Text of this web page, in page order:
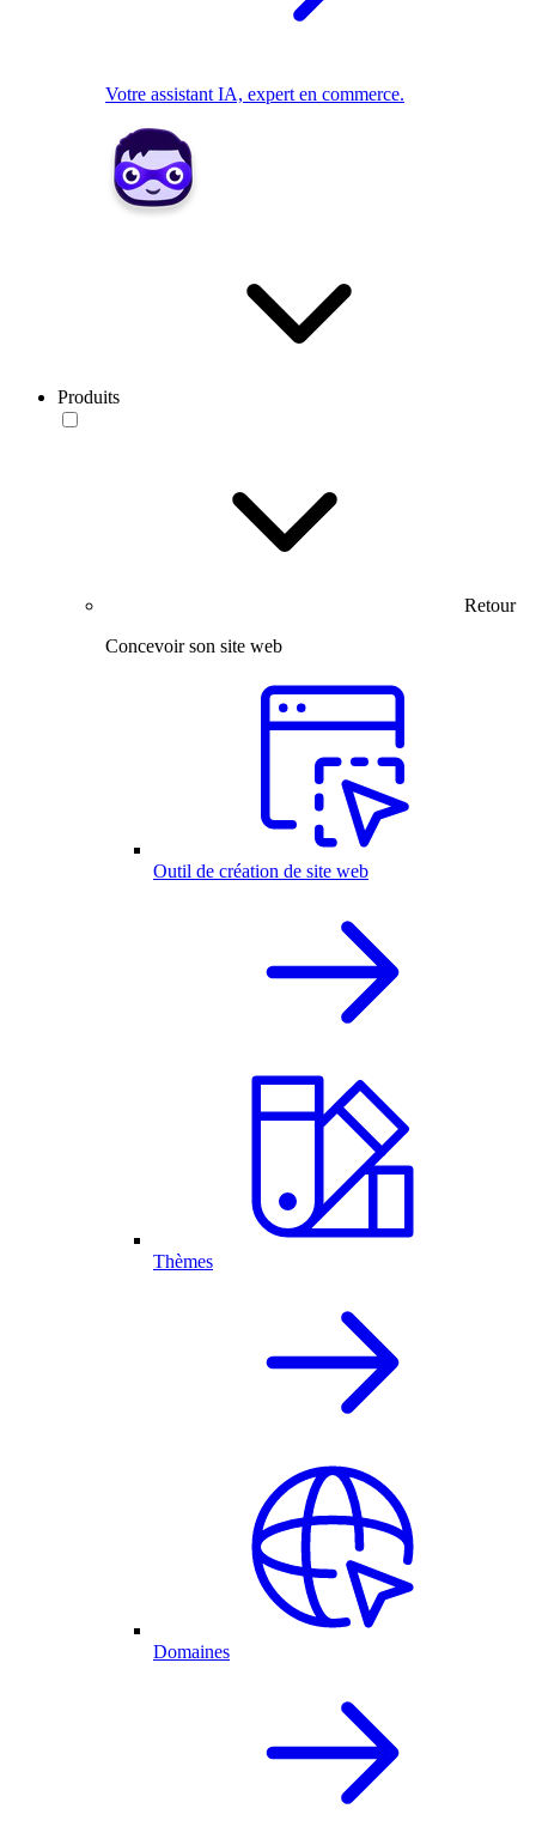
Votre assistant IA, expert en commerce.
Produits
Retour
Concevoir son site web
Outil de création de site web
Thèmes
Domaines